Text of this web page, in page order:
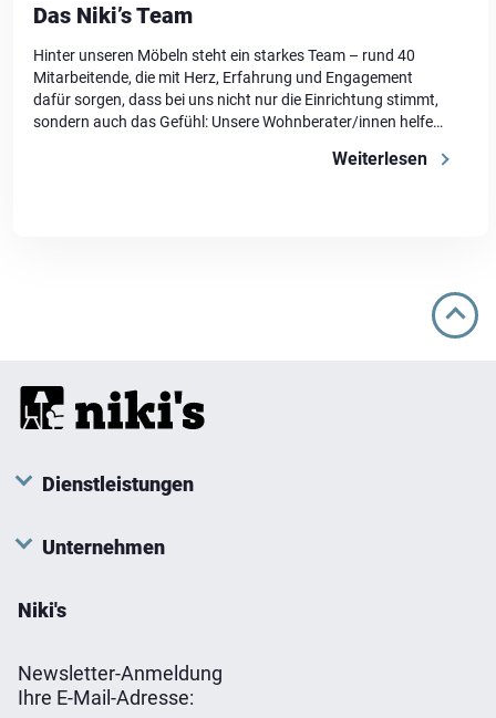
Das Niki’s Team
Hinter unseren Möbeln steht ein starkes Team – rund 40
Mitarbeitende, die mit Herz, Erfahrung und Engagement
dafür sorgen, dass bei uns nicht nur die Einrichtung stimmt,
sondern auch das Gefühl: Unsere Wohnberater/innen helfen
Mitarbeitenden an der Kasse beantworten Fragen und
Weiterlesen
Dienstleistungen
Unternehmen
Niki's
Newsletter-Anmeldung
Ihre E-Mail-Adresse: